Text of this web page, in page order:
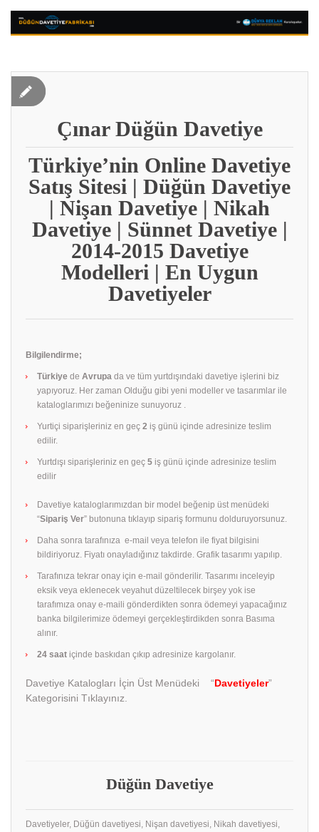
Çınar Düğün Davetiye
Türkiye’nin Online Davetiye
Satış Sitesi | Düğün Davetiye
| Nişan Davetiye | Nikah
Davetiye | Sünnet Davetiye |
2014-2015 Davetiye
Modelleri | En Uygun
Davetiyeler
Bilgilendirme;
Türkiye de Avrupa da ve tüm yurtdışındaki davetiye işlerini biz
yapıyoruz. Her zaman Olduğu gibi yeni modeller ve tasarımlar ile
kataloglarımızı beğeninize sunuyoruz .
Yurtiçi siparişleriniz en geç 2 iş günü içinde adresinize teslim
edilir.
Yurtdışı siparişleriniz en geç 5 iş günü içinde adresinize teslim
edilir
Davetiye kataloglarımızdan bir model beğenip üst menüdeki
“Sipariş Ver” butonuna tıklayıp sipariş formunu dolduruyorsunuz.
Daha sonra tarafınıza e-mail veya telefon ile fiyat bilgisini
bildiriyoruz. Fiyatı onayladığınız takdirde. Grafik tasarımı yapılıp.
Tarafınıza tekrar onay için e-mail gönderilir. Tasarımı inceleyip
eksik veya eklenecek veyahut düzeltilecek birşey yok ise
tarafımıza onay e-maili gönderdikten sonra ödemeyi yapacağınız
banka bilgilerimize ödemeyi gerçekleştirdikden sonra Basıma
alınır.
24 saat içinde baskıdan çıkıp adresinize kargolanır.
Davetiye Katalogları İçin Üst Menüdeki “Davetiyeler”
Kategorisini Tıklayınız.
Düğün Davetiye
Davetiyeler, Düğün davetiyesi, Nişan davetiyesi, Nikah davetiyesi,